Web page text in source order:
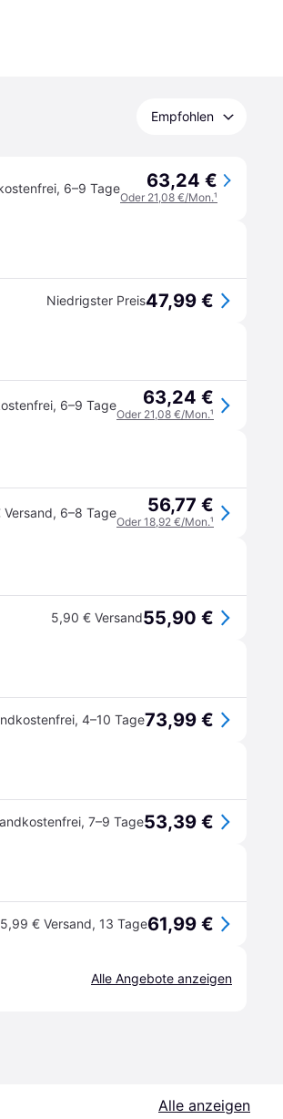
Empfohlen
, 6–9 Tage 63,24 €
Oder 21,08 €/Mon.¹
Niedrigster Preis47,99 €
, 6–9 Tage 63,24 €
Oder 21,08 €/Mon.¹
, 6–8 Tage 56,77 €
Oder 18,92 €/Mon.¹
5,90 € Versand55,90 €
, 4–10 Tage73,99 €
, 7–9 Tage53,39 €
5,99 € Versand, 13 Tage61,99 €
Alle Angebote anzeigen
Alle anzeigen